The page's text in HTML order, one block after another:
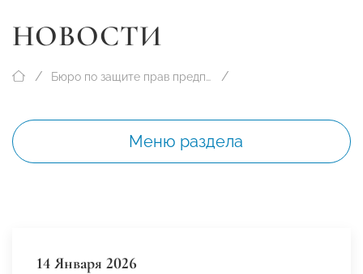
НОВОСТИ
Бюро по защите прав предпринимателей
Меню раздела
14 Января 2026